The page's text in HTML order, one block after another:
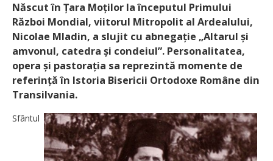
Născut în Țara Moților la începutul Primului
Război Mondial, viitorul Mitropolit al Ardealului,
Nicolae Mladin, a slujit cu abnegație „Altarul și
amvonul, catedra și condeiul”. Personalitatea,
opera și pastorația sa reprezintă momente de
referință în Istoria Bisericii Ortodoxe Române din
Transilvania.
Sfântul